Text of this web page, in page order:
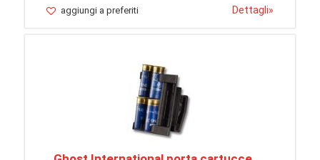
aggiungi a preferiti Dettagli»